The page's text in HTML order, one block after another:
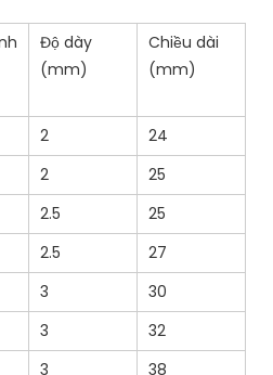
Độ dày
(mm)
Chiều dài
(mm)
2
24
2
25
2.5
25
2.5
27
3
30
3
32
3
38